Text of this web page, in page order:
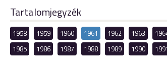
Tartalomjegyzék
1958 1959 1960 1961 1962 1963
1985
1986 1987 1988 1989 1990